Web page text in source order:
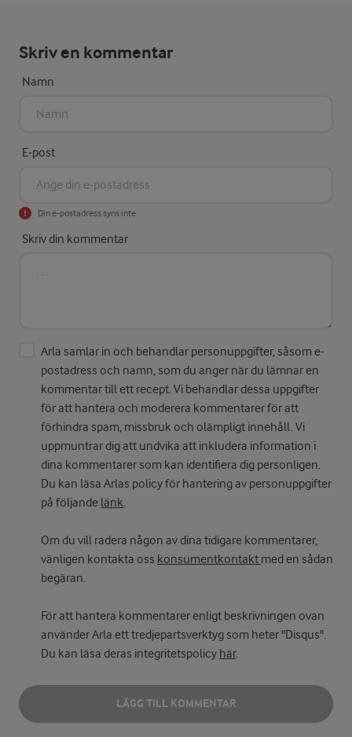
Skriv en kommentar
Namn
E-post
Din e-postadress syns inte
Skriv din kommentar
Arla samlar in och behandlar personuppgifter, såsom e-
postadress och namn, som du anger när du lämnar en
kommentar till ett recept. Vi behandlar dessa uppgifter
för att hantera och moderera kommentarer för att
förhindra spam, missbruk och olämpligt innehåll. Vi
uppmuntrar dig att undvika att inkludera information i
dina kommentarer som kan identifiera dig personligen.
Du kan läsa Arlas policy för hantering av personuppgifter
på följande länk.
Om du vill radera någon av dina tidigare kommentarer,
vänligen kontakta oss konsumentkontakt med en sådan
begäran.
För att hantera kommentarer enligt beskrivningen ovan
använder Arla ett tredjepartsverktyg som heter "Disqus".
Du kan läsa deras integritetspolicy här.
LÄGG TILL KOMMENTAR